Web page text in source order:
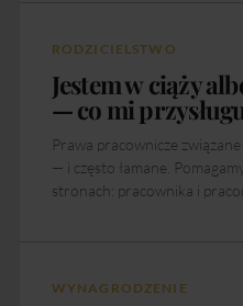
RODZICIELSTWO
Jestem w ciąży
— co mi
Prawa pracownicze
— i często łamane.
stronach: pracownika i
WYNAGRODZENIE